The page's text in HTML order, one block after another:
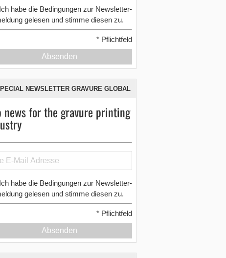
Ich habe die Bedingungen zur Newsletter-
gelesen und stimme diesen zu.
* Pflichtfeld
Absenden
NEWSLETTER GRAVURE GLOBAL
news for the gravure printing
Ich habe die Bedingungen zur Newsletter-
gelesen und stimme diesen zu.
* Pflichtfeld
Absenden